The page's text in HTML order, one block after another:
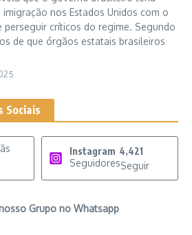
nos Estados Unidos com o
críticos do regime. Segundo
de que órgãos estatais brasileiros
Sociais
Instagram 4,421
SeguidoresSeguir
Grupo no Whatsapp